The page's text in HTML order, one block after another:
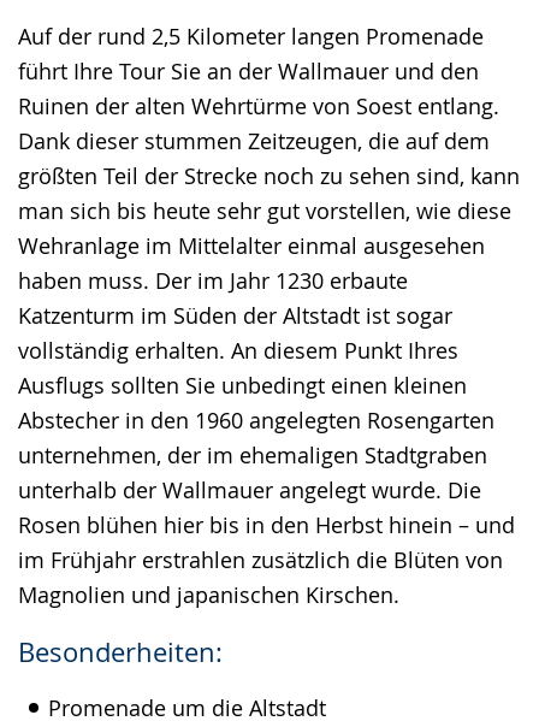
Auf der rund 2,5 Kilometer langen Promenade
führt Ihre Tour Sie an der Wallmauer und den
Ruinen der alten Wehrtürme von Soest entlang.
Dank dieser stummen Zeitzeugen, die auf dem
größten Teil der Strecke noch zu sehen sind, kann
man sich bis heute sehr gut vorstellen, wie diese
Wehranlage im Mittelalter einmal ausgesehen
haben muss. Der im Jahr 1230 erbaute
Katzenturm im Süden der Altstadt ist sogar
vollständig erhalten. An diesem Punkt Ihres
Ausflugs sollten Sie unbedingt einen kleinen
Abstecher in den 1960 angelegten Rosengarten
unternehmen, der im ehemaligen Stadtgraben
unterhalb der Wallmauer angelegt wurde. Die
Rosen blühen hier bis in den Herbst hinein – und
im Frühjahr erstrahlen zusätzlich die Blüten von
Magnolien und japanischen Kirschen.
Besonderheiten:
Promenade um die Altstadt